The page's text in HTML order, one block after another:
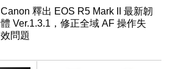
Canon 釋出 EOS R5 Mark II 最新韌
體 Ver.1.3.1，修正全域 AF 操作失
效問題